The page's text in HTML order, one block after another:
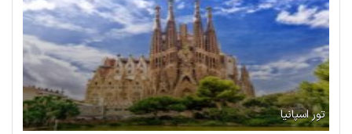
تور اسپانیا